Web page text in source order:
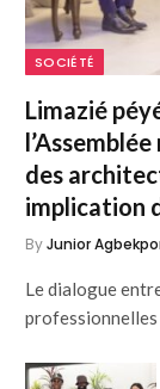
SOCIÉTÉ
Limazié
des
implication
ByJunior
Le dialogue
professionnelles